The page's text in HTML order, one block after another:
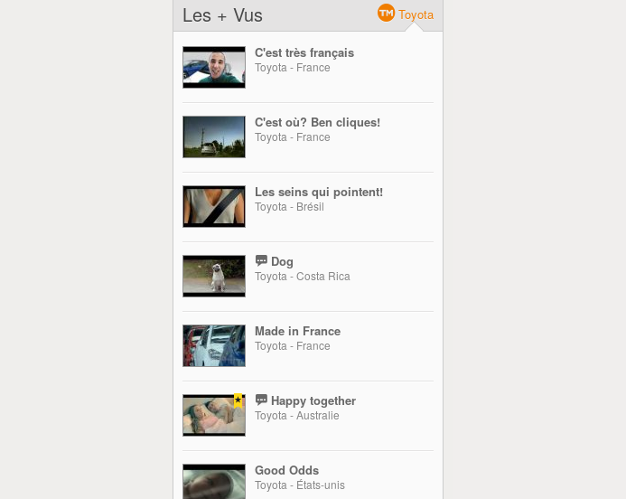
Les + Vus Toyota
C'est très français
Toyota - France
C'est où? Ben cliques!
Toyota - France
Les seins qui pointent!
Toyota - Brésil
Dog
Toyota - Costa Rica
Made in France
Toyota - France
Happy together
Toyota - Australie
Good Odds
Toyota - États-unis